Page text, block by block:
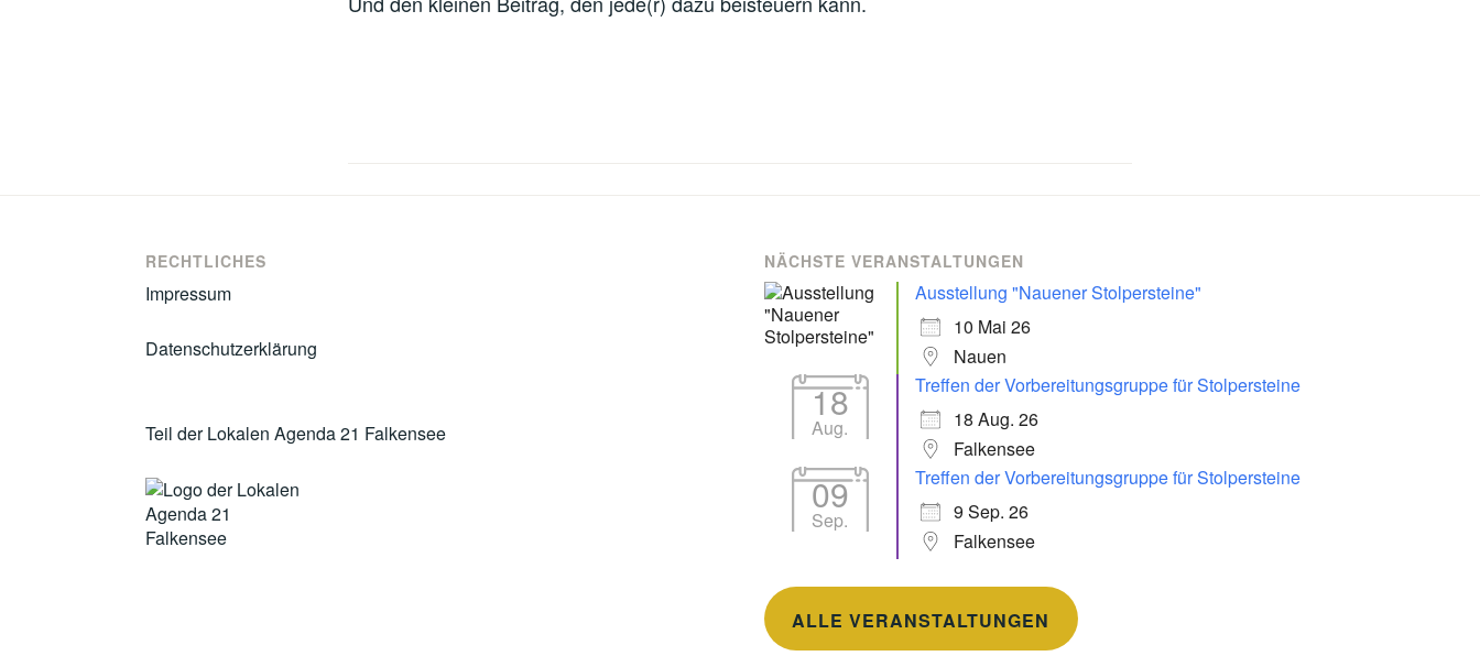
RECHTLICHES
Impressum
Datenschutzerklärung
Teil der Lokalen Agenda 21 Falkensee
NÄCHSTE VERANSTALTUNGEN
Ausstellung "Nauener Stolpersteine"
10 Mai 26
Nauen
18
Aug.
Treffen der Vorbereitungsgruppe für Stolpersteine
18 Aug. 26
Falkensee
09
Sep.
Treffen der Vorbereitungsgruppe für Stolpersteine
9 Sep. 26
Falkensee
ALLE VERANSTALTUNGEN